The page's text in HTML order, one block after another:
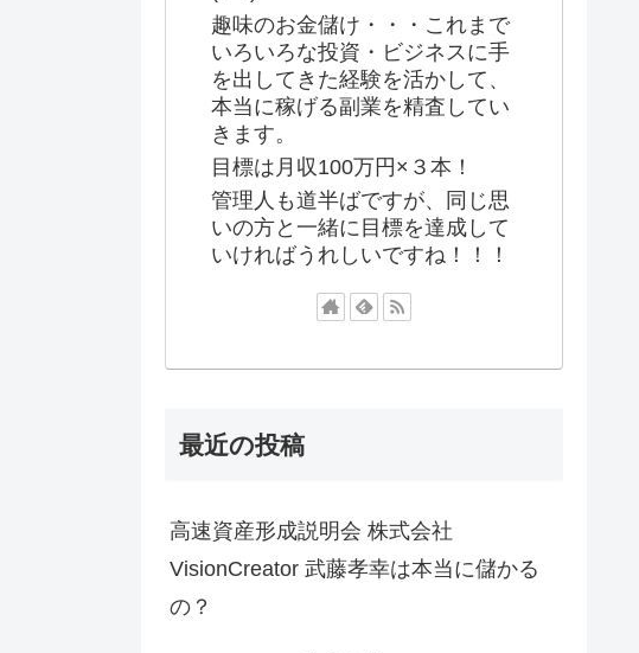
趣味のお金儲け・・・これまで
いろいろな投資・ビジネスに手
を出してきた経験を活かして、
本当に稼げる副業を精査してい
きます。
目標は月収100万円×３本！
管理人も道半ばですが、同じ思
いの方と一緒に目標を達成して
いければうれしいですね！！！
最近の投稿
高速資産形成説明会 株式会社
VisionCreator 武藤孝幸は本当に儲かる
の？